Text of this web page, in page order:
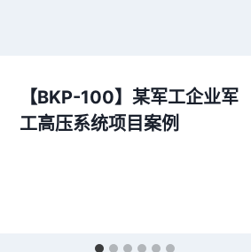
【BKP-100】某军工企业军
工高压系统项目案例